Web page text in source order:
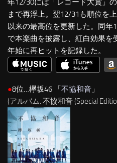
まで再浮上。翌12/31も順位を
以来の最高位を更新した。同年
で本楽曲を披露し、紅白効果を
年始に再ヒットを記録した。
●8位…欅坂46 「不協和音 」
(アルバム: 不協和音 (Special